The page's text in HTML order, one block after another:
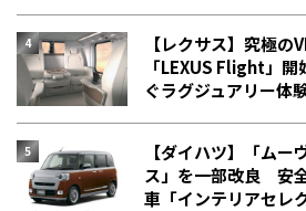
【レクサス】究極の
「LEXUS Flight」
ぐラグジュアリー体
【ダイハツ】「ム
ス」を一部改良 安
車「インテリアセレ